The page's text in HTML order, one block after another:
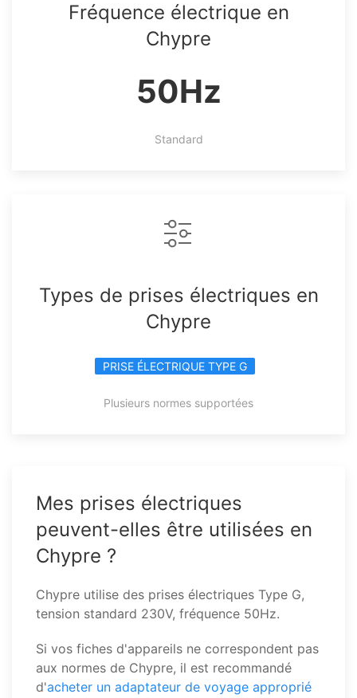
Fréquence électrique en
Chypre
50Hz
Standard
Types de prises électriques en
Chypre
PRISE ÉLECTRIQUE TYPE G
Plusieurs normes supportées
Mes prises électriques
peuvent-elles être utilisées en
Chypre ?
Chypre utilise des prises électriques Type G,
tension standard 230V, fréquence 50Hz.
Si vos fiches d'appareils ne correspondent pas
aux normes de Chypre, il est recommandé
d'acheter un adaptateur de voyage approprié